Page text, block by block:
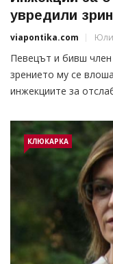
увредили
viapontika.com Юли
Певецът и бивш
зрението му се
инжекциите за
КЛЮКАРКА